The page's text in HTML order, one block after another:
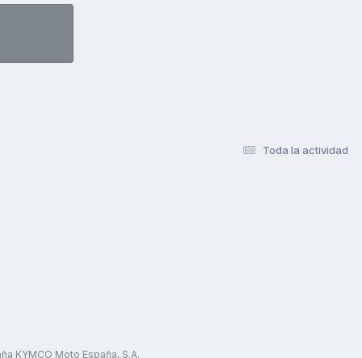
Toda la actividad
KYMCO Moto España, S.A.